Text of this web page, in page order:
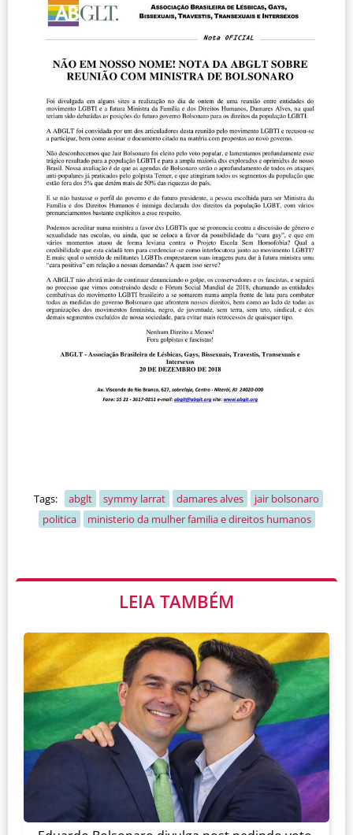
Tags: abglt symmy larrat damares alves
jair bolsonaro
politica
ministerio da mulher familia e direitos humanos
LEIA TAMBÉM